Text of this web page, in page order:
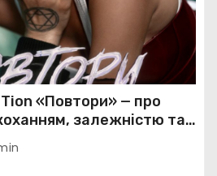
«Повтори» — про
залежністю та